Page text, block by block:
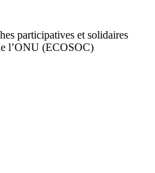
participatives et solidaires
l’ONU (ECOSOC)